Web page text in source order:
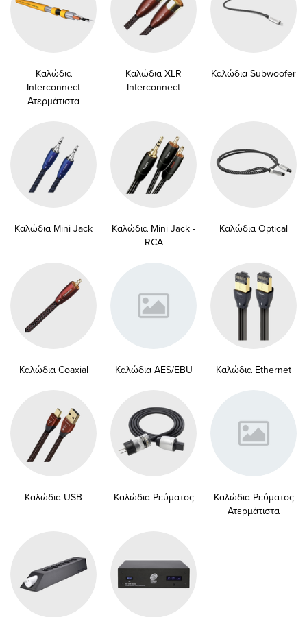
Καλώδια
Interconnect
Ατερμάτιστα
Καλώδια XLR
Interconnect
Καλώδια Subwoofer
Καλώδια Mini Jack
Καλώδια Mini Jack -
RCA
Καλώδια Optical
Καλώδια Coaxial Καλώδια AES/EBU Καλώδια Ethernet
Καλώδια USB Καλώδια Ρεύματος
Καλώδια Ρεύματος
Ατερμάτιστα